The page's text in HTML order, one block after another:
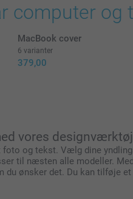
computer og
MacBook cover
6 varianter
379,00
vores designværktøj
og tekst. Vælg dine
til næsten alle modeller.
ønsker det. Du kan tilføje